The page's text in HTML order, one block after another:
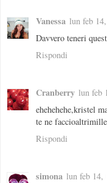
Vanessa lun feb
Davvero teneri
Rispondi
Cranberry lun feb
ehehehehe,kristel
te ne
Rispondi
simona lun feb 14,